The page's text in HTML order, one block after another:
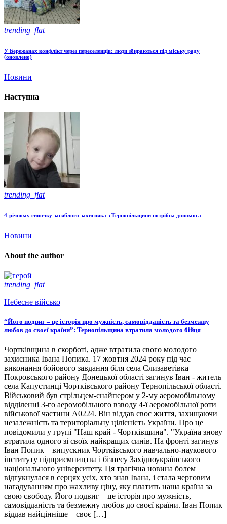
trending_flat
У Бережанах конфлікт через переселенців: люди збираються під міську раду
(оновлено)
Новини
Наступна
trending_flat
4-річному синочку загиблого захисника з Тернопільщини потрібна допомога
Новини
About the author
trending_flat
Небесне військо
“Його подвиг – це історія про мужність, самовідданість та безмежну
любов до своєї країни”: Тернопільщина втратила молодого бійця
Чортківщина в скорботі, адже втратила свого молодого
захисника Івана Попика. 17 жовтня 2024 року під час
виконання бойового завдання біля села Єлизаветівка
Покровського району Донецької області загинув Іван - житель
села Капустинці Чортківського району Тернопільської області.
Військовий був стрільцем-снайпером у 2-му аеромобільному
відділенні 3-го аеромобільного взводу 4-ї аеромобільної роти
військової частини А0224. Він віддав своє життя, захищаючи
незалежність та територіальну цілісність України. Про це
повідомили у групі "Наш край - Чортківщина". "Україна знову
втратила одного зі своїх найкращих синів. На фронті загинув
Іван Попик – випускник Чортківського навчально-наукового
інституту підприємництва і бізнесу Західноукраїнського
національного університету. Ця трагічна новина болем
відгукнулася в серцях усіх, хто знав Івана, і стала черговим
нагадуванням про жахливу ціну, яку платить наша країна за
свою свободу. Його подвиг – це історія про мужність,
самовідданість та безмежну любов до своєї країни. Іван Попик
віддав найцінніше – своє […]